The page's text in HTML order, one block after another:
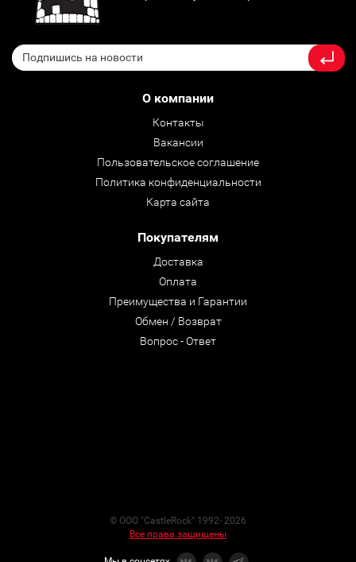
О компании
Контакты
Вакансии
Пользовательское соглашение
Политика конфиденциальности
Карта сайта
Покупателям
Доставка
Оплата
Преимущества и Гарантии
Обмен / Возврат
Вопрос - Ответ
© ООО "CastleRock" 1992- 2026
Все права защищены